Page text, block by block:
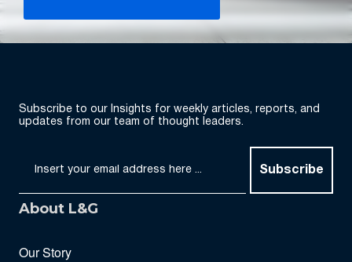
Subscribe to our Insights for weekly articles, reports, and
updates from our team of thought leaders.
Subscribe
About L&G
Our Story